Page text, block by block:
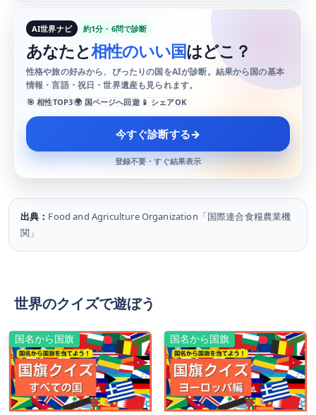
AI世界ナビ 約1分・6問で診断
あなたと相性のいい国はどこ？
性格や旅の好みから、ぴったりの国をAIが診断。結果から国の基本
情報・言語・祝日・世界遺産も見られます。
🎯 相性TOP3🌍 国ページへ回遊📱 シェアOK
今すぐ診断する→
登録不要・すぐ結果表示
出典： Food and Agriculture Organization「国際連合食糧農業機
関」
世界のクイズで遊ぼう
国名から国旗 国名から国旗